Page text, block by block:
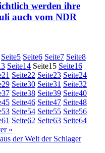
werden ihre
auch vom NDR
Seite5 Seite6 Seite7 Seite8
Seite14 Seite15 Seite16
21 Seite22 Seite23 Seite24
29 Seite30 Seite31 Seite32
37 Seite38 Seite39 Seite40
45 Seite46 Seite47 Seite48
53 Seite54 Seite55 Seite56
61 Seite62 Seite63 Seite64
»